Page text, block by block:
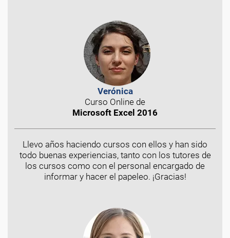
Verónica
Curso Online de
Microsoft Excel 2016
Llevo años haciendo cursos con ellos y han sido
todo buenas experiencias, tanto con los tutores de
los cursos como con el personal encargado de
informar y hacer el papeleo. ¡Gracias!